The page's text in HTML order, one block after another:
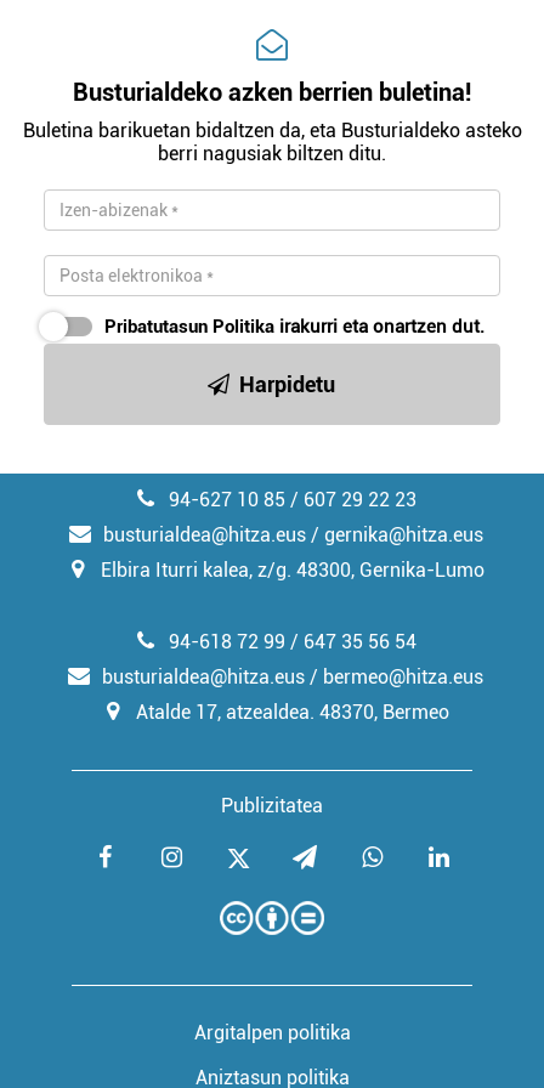
Busturialdeko azken berrien buletina!
Buletina barikuetan bidaltzen da, eta Busturialdeko asteko
berri nagusiak biltzen ditu.
Pribatutasun Politika irakurri eta onartzen dut.
Harpidetu
94-627 10 85 / 607 29 22 23
busturialdea@hitza.eus / gernika@hitza.eus
Elbira Iturri kalea, z/g. 48300, Gernika-Lumo
Publizitatea
94-618 72 99 / 647 35 56 54
busturialdea@hitza.eus / bermeo@hitza.eus
Atalde 17, atzealdea. 48370, Bermeo
Argitalpen politika
Aniztasun politika